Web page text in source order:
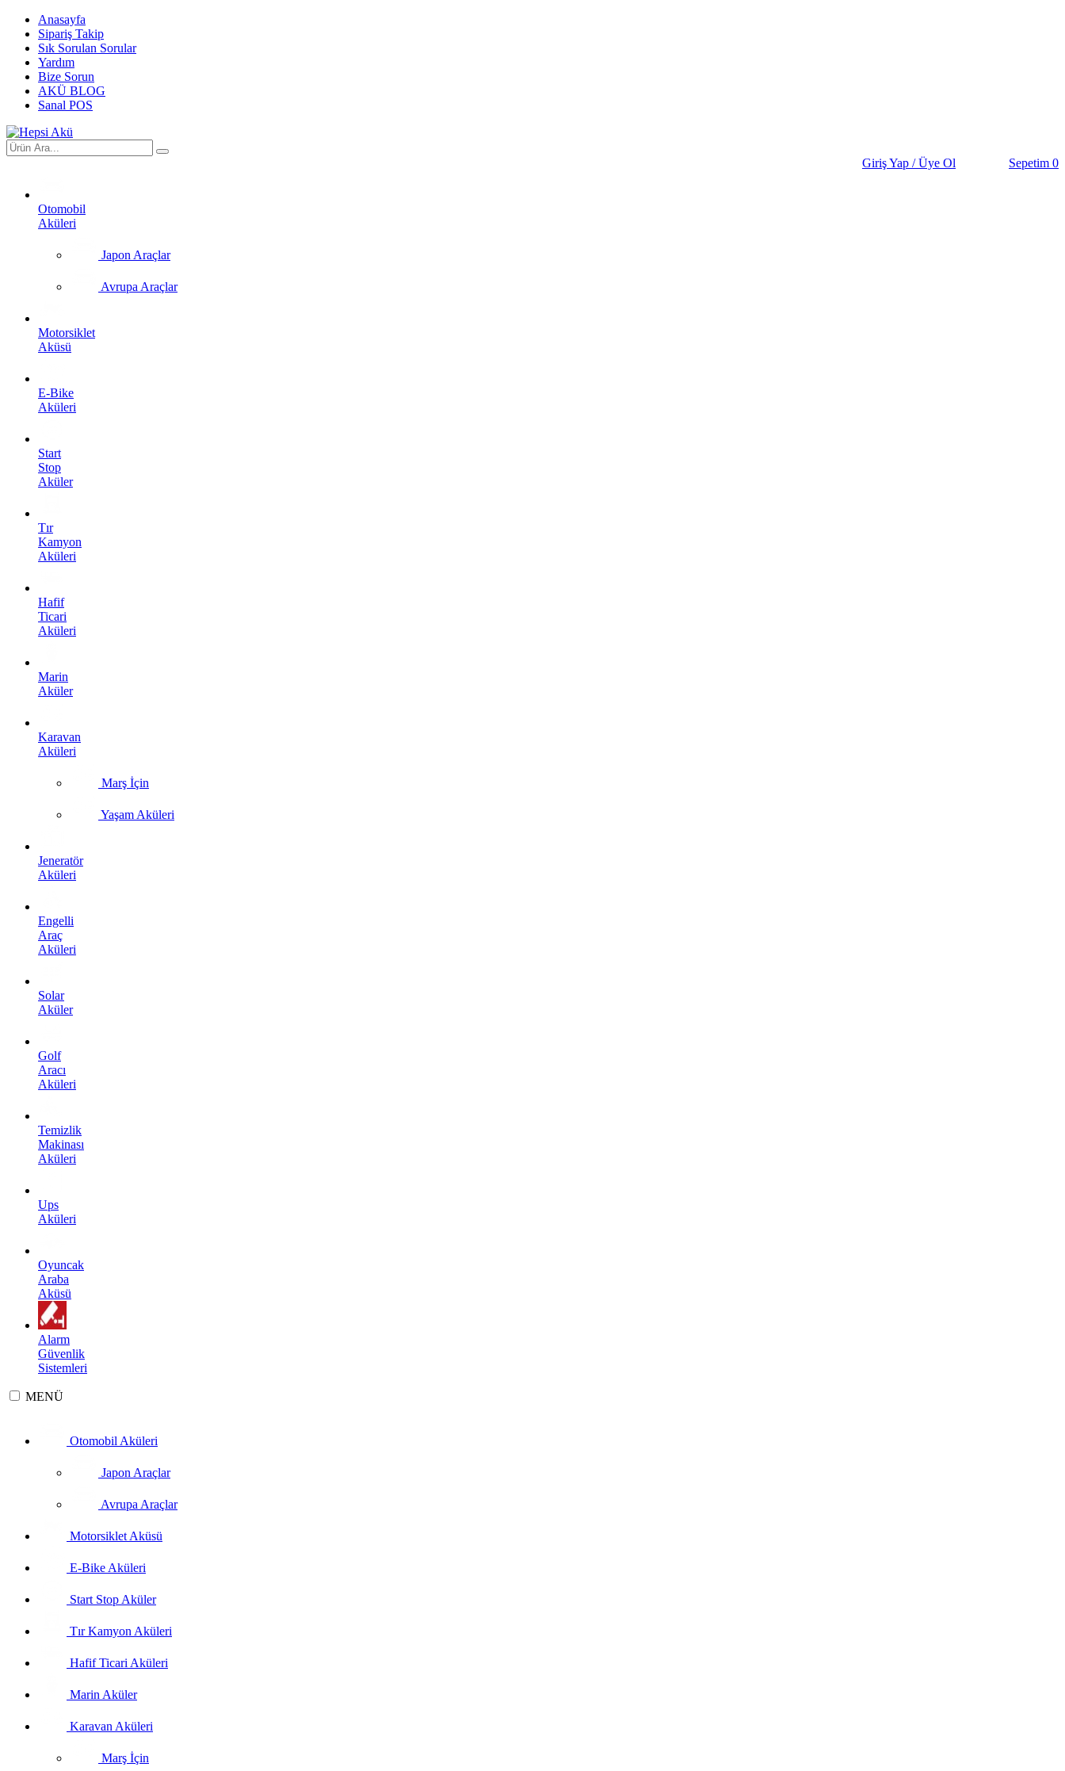
Anasayfa
Sipariş Takip
Sık Sorulan Sorular
Yardım
Bize Sorun
AKÜ BLOG
Sanal POS
Giriş Yap / Üye Ol Sepetim 0
Otomobil
Aküleri
Japon Araçlar
Avrupa Araçlar
Motorsiklet
Aküsü
E-Bike
Aküleri
Start
Stop
Aküler
Tır
Kamyon
Aküleri
Hafif
Ticari
Aküleri
Marin
Aküler
Karavan
Aküleri
Marş İçin
Yaşam Aküleri
Jeneratör
Aküleri
Engelli
Araç
Aküleri
Solar
Aküler
Golf
Aracı
Aküleri
Temizlik
Makinası
Aküleri
Ups
Aküleri
Oyuncak
Araba
Aküsü
Alarm
Güvenlik
Sistemleri
MENÜ
Otomobil Aküleri
Japon Araçlar
Avrupa Araçlar
Motorsiklet Aküsü
E-Bike Aküleri
Start Stop Aküler
Tır Kamyon Aküleri
Hafif Ticari Aküleri
Marin Aküler
Karavan Aküleri
Marş İçin